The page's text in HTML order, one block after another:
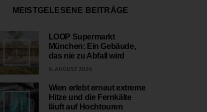
MEISTGELESENE BEITRÄGE
1
LOOP Supermarkt
München: Ein Gebäude,
das nie zu Abfall wird
6. AUGUST 2026
2
Wien erlebt erneut extreme
Hitze und die Fernkälte
läuft auf Hochtouren